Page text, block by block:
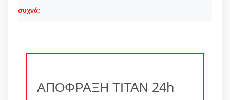
συχνά;
ΑΠΟΦΡΑΞΗ ΤΙΤΑΝ 24h